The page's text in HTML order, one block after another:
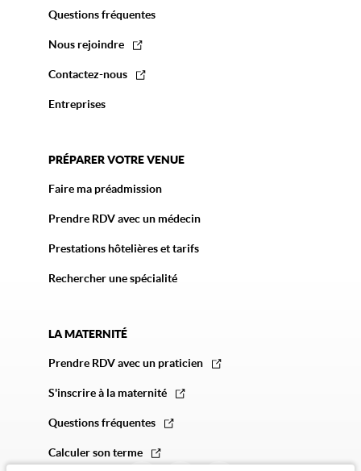
Questions fréquentes
Nous rejoindre
Contactez-nous
Entreprises
PRÉPARER VOTRE VENUE
Faire ma préadmission
Prendre RDV avec un médecin
Prestations hôtelières et tarifs
Rechercher une spécialité
LA MATERNITÉ
Prendre RDV avec un praticien
S'inscrire à la maternité
Questions fréquentes
Calculer son terme